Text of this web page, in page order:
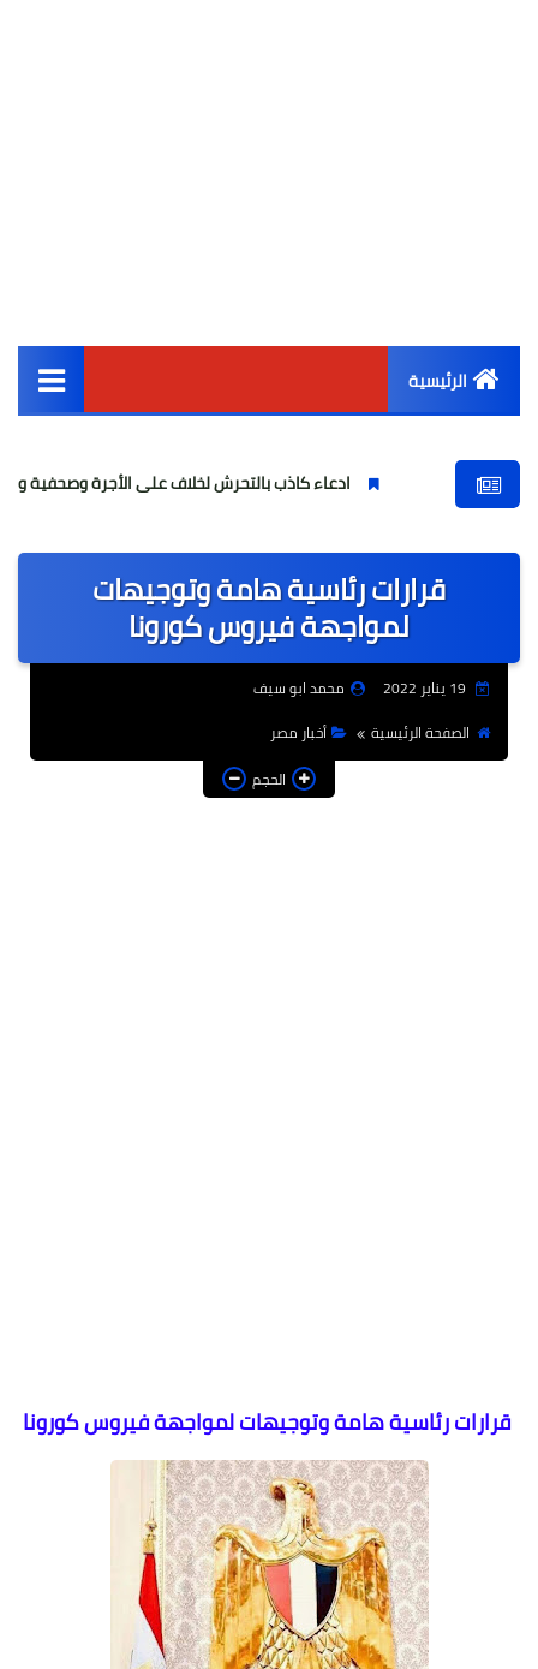
الرئيسية
أخبار مصر
عالمى
الرياضة
التعليم
ادعاء كاذب بالتحرش لخلاف على الأجرة وصحفية وهمية
قرارات رئاسية هامة وتوجيهات
لمواجهة فيروس كورونا
محمد ابو سيف
الصفحة الرئيسية
أخبار مصر
الحجم
قرارات رئاسية هامة وتوجيهات لمواجهة فيروس كورونا